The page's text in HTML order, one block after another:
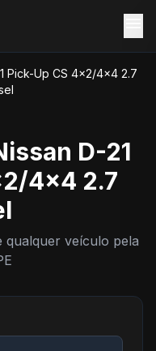
Pick-Up CS 4x2/4x4 2.7
D-21
4x4 2.7
qualquer veículo pela